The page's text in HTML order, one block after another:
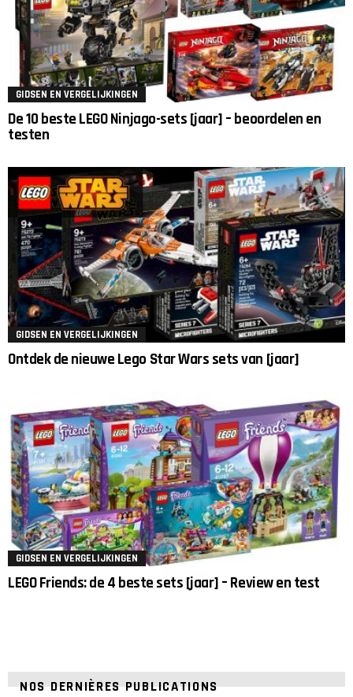
GIDSEN EN VERGELIJKINGEN
De 10 beste LEGO Ninjago-sets [jaar] – beoordelen en
testen
GIDSEN EN VERGELIJKINGEN
Ontdek de nieuwe Lego Star Wars sets van [jaar]
GIDSEN EN VERGELIJKINGEN
LEGO Friends: de 4 beste sets [jaar] – Review en test
NOS DERNIÈRES PUBLICATIONS